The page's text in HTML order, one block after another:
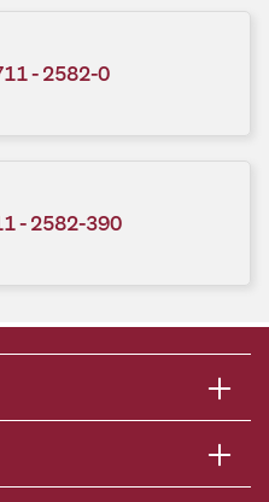
- 2582-0
- 2582-390